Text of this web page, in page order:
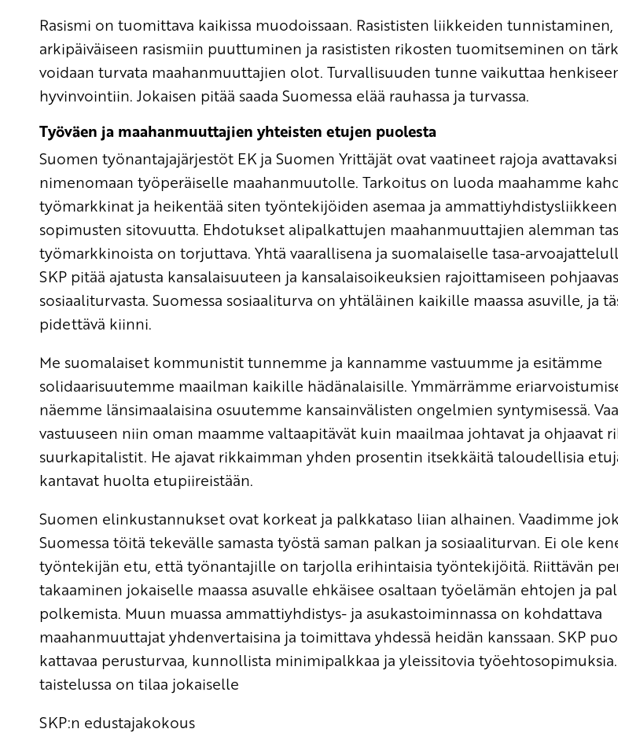
Rasismi on tuomittava kaikissa muodoissaan. Rasististen liikkeiden tunnistaminen,
arkipäiväiseen rasismiin puuttuminen ja rasististen rikosten tuomitseminen on
voidaan turvata maahanmuuttajien olot. Turvallisuuden tunne vaikuttaa
hyvinvointiin. Jokaisen pitää saada Suomessa elää rauhassa ja turvassa.
Työväen ja maahanmuuttajien yhteisten etujen puolesta
Suomen työnantajajärjestöt EK ja Suomen Yrittäjät ovat vaatineet rajoja avattavaksi
nimenomaan työperäiselle maahanmuutolle. Tarkoitus on luoda maahamme
työmarkkinat ja heikentää siten työntekijöiden asemaa ja ammattiyhdistysliikkeen
sopimusten sitovuutta. Ehdotukset alipalkattujen maahanmuuttajien alemman
työmarkkinoista on torjuttava. Yhtä vaarallisena ja suomalaiselle tasa-
SKP pitää ajatusta kansalaisuuteen ja kansalaisoikeuksien rajoittamiseen
sosiaaliturvasta. Suomessa sosiaaliturva on yhtäläinen kaikille maassa asuville, ja
pidettävä kiinni.
Me suomalaiset kommunistit tunnemme ja kannamme vastuumme ja esitämme
solidaarisuutemme maailman kaikille hädänalaisille. Ymmärrämme
näemme länsimaalaisina osuutemme kansainvälisten ongelmien syntymisessä.
vastuuseen niin oman maamme valtaapitävät kuin maailmaa johtavat ja ohjaavat
suurkapitalistit. He ajavat rikkaimman yhden prosentin itsekkäitä taloudellisia
kantavat huolta etupiireistään.
Suomen elinkustannukset ovat korkeat ja palkkataso liian alhainen. Vaadimme
Suomessa töitä tekevälle samasta työstä saman palkan ja sosiaaliturvan. Ei ole
työntekijän etu, että työnantajille on tarjolla erihintaisia työntekijöitä. Riittävän
takaaminen jokaiselle maassa asuvalle ehkäisee osaltaan työelämän ehtojen ja
polkemista. Muun muassa ammattiyhdistys- ja asukastoiminnassa on kohdattava
maahanmuuttajat yhdenvertaisina ja toimittava yhdessä heidän kanssaan. SKP
kattavaa perusturvaa, kunnollista minimipalkkaa ja yleissitovia työehtosopimuksia.
taistelussa on tilaa jokaiselle
SKP:n edustajakokous